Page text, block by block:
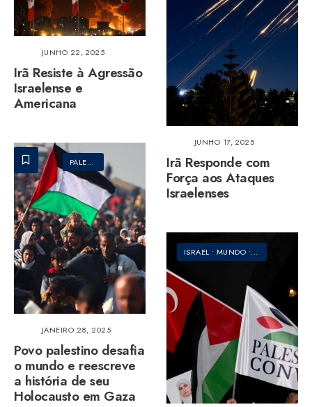
JUNHO 22, 2025
Irã Resiste à Agressão
Israelense e
Americana
JUNHO 17, 2025
Irã Responde com
Força aos Ataques
Israelenses
PALESTINA
JANEIRO 28, 2025
Povo palestino desafia
o mundo e reescreve
a história de seu
Holocausto em Gaza
ISRAEL • MUNDO • PALESTINA